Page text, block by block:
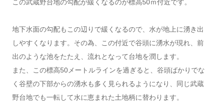
この武蔵野台地の勾配が緩くなるのが標高50ｍ付近です。
地下水面の勾配もこの辺りで緩くなるので、水が地上に湧き出
しやすくなります。その為、この付近で谷頭に湧水が現れ、前
出のような池をたたえ、流れとなって台地を潤します。
また、この標高50メートルラインを過ぎると、谷頭ばかりでな
く谷壁の下部からの湧水も多く見られるようになり、同じ武蔵
野台地でも一転して水に恵まれた土地柄に替わります。